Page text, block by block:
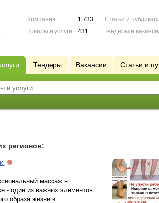
Компании:
1 733
Товары и услуги:
431
Статьи и
Тендеры и
Тендеры Вакансии Статьи и
регионов:
массаж в
- один из важных элементов
образа жизни и